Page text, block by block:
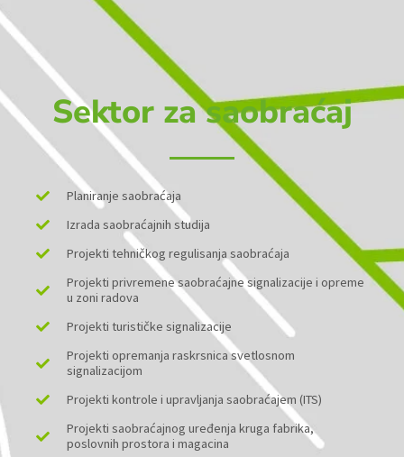
Sektor za saobraćaj
Planiranje saobraćaja
Izrada saobraćajnih studija
Projekti tehničkog regulisanja saobraćaja
Projekti privremene saobraćajne signalizacije i opreme
u zoni radova
Projekti turističke signalizacije
Projekti opremanja raskrsnica svetlosnom
signalizacijom
Projekti kontrole i upravljanja saobraćajem (ITS)
Projekti saobraćajnog uređenja kruga fabrika,
poslovnih prostora i magacina